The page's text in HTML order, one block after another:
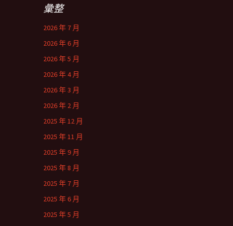
彙整
2026 年 7 月
2026 年 6 月
2026 年 5 月
2026 年 4 月
2026 年 3 月
2026 年 2 月
2025 年 12 月
2025 年 11 月
2025 年 9 月
2025 年 8 月
2025 年 7 月
2025 年 6 月
2025 年 5 月